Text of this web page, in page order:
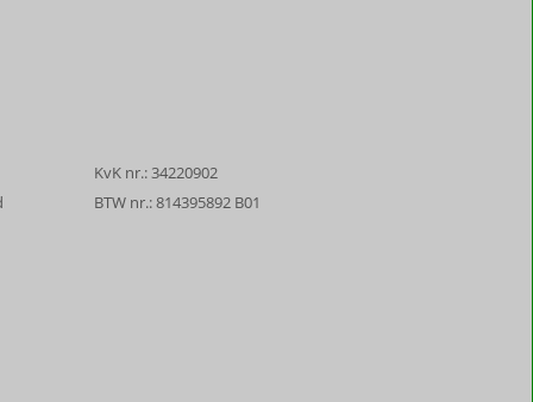
KvK nr.: 34220902
BTW nr.: 814395892 B01